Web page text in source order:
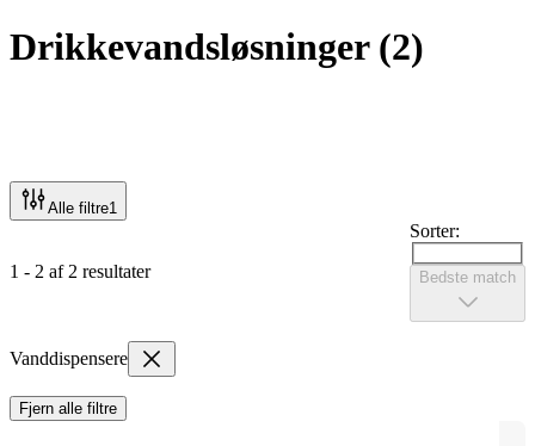
Drikkevandsløsninger(2)
Alle filtre1
1 - 2 af 2 resultater
Sorter:
Bedste match
Vanddispensere
Fjern alle filtre